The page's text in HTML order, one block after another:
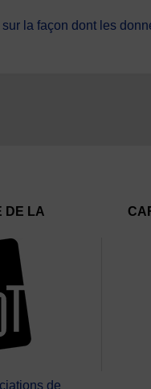
la façon dont les
DE LA
de